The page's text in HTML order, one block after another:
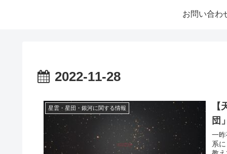
お問い合わ
2022-11-28
星雲・星団・銀河に関する情報
団
一
系